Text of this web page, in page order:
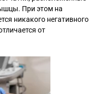
При этом на
никакого негативного
от